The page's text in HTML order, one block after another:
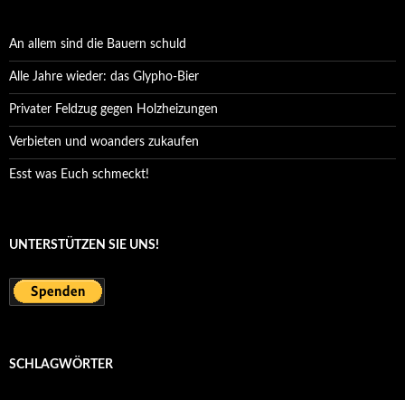
An allem sind die Bauern schuld
Alle Jahre wieder: das Glypho-Bier
Privater Feldzug gegen Holzheizungen
Verbieten und woanders zukaufen
Esst was Euch schmeckt!
UNTERSTÜTZEN SIE UNS!
SCHLAGWÖRTER